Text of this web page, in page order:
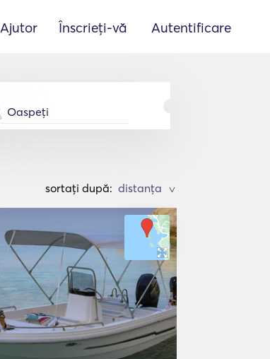
Ajutor Înscrieți-vă Autentificare
Oaspeți
sortați după: >